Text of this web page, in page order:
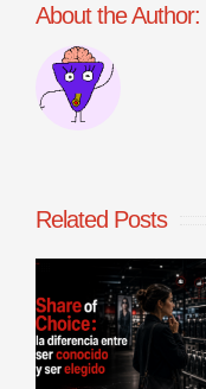
About the Author:
Related Posts
La
habla,
la